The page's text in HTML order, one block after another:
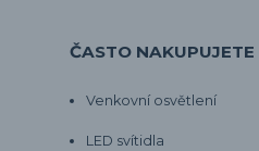
ČASTO NAKUPUJETE
Venkovní osvětlení
LED svítidla